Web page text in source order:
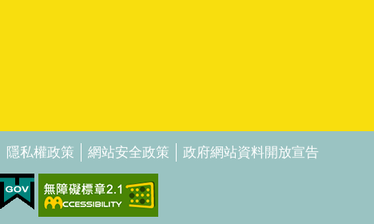
隱私權政策 網站安全政策 政府網站資料開放宣告